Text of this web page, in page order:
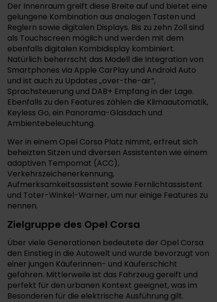
Der Innenraum greift diese Breite auf und bietet eine
gelungene Kombination aus analogen Tasten und
Reglern sowie digitalen Displays. Bis zu zehn Zoll sind
als Touchscreen möglich und werden mit dem
ebenfalls digitalen Kombidisplay kombiniert.
Natürlich beherrscht das Modell die Integration von
Smartphones via Apple CarPlay und Android Auto
und ist auch zu Updates „over-the-air“,
Sprachsteuerung und DAB+ Empfang in der Lage.
Ebenfalls zu den Features zählen die Klimaautomatik,
Keyless Go, ein Panorama-Glasdach und
Ambientebeleuchtung.
Wer in einem Opel Corsa Platz nimmt, erfreut sich
beheizten Sitzen und diversen Assistenten wie einem
adaptiven Tempomat (ACC),
Verkehrszeichenerkennung,
Aufmerksamkeitsassistent sowie Fernlichtassistent
und Toter-Winkel-Warner, um nur einige Features zu
nennen.
Zielgruppe des Opel Corsa
Über viele Generationen bedeutete der Opel Corsa
den Einstieg in die Autowelt und wurde bevorzugt von
einer jungen Käuferinnen- und Käuferschicht
gefahren. Mittlerweile ist das Fahrzeug gereift und
perfekt für den urbanen Kontext geeignet, was im
Besonderen für die elektrische Ausführung gilt.